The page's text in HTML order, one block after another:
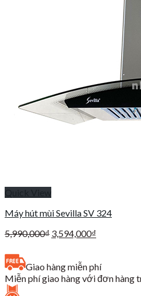
Máy hút mùi Sevilla SV 324
5,990,000₫ Giá
5,990,000₫.
3,594,000₫
là:
Giao hàng miễn phí
Miễn phí giao hàng với đơn hàng